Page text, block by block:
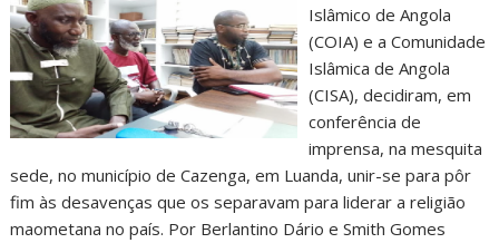
Islâmico de Angola
(COIA) e a Comunidade
Islâmica de Angola
(CISA), decidiram, em
conferência de
imprensa, na mesquita
sede, no município de Cazenga, em Luanda, unir-se para pôr
fim às desavenças que os separavam para liderar a religião
maometana no país. Por Berlantino Dário e Smith Gomes